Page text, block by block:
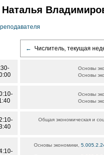
← Числитель, текущая
Основы
Основы
Основы
Основы
Общая экономическая и
Основы экономики,